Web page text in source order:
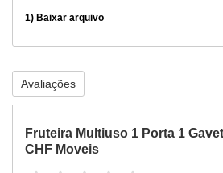
1) Baixar arquivo
Avaliações
Fruteira Multiuso 1 Porta 1
CHF Moveis